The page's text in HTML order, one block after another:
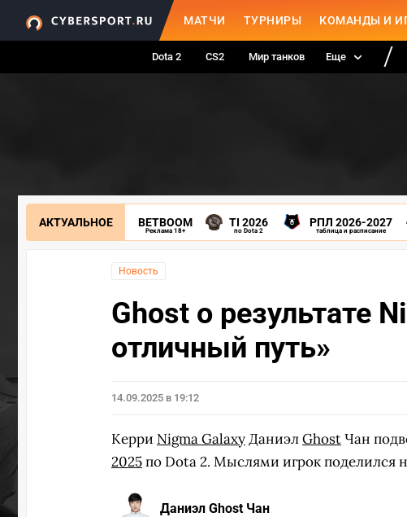
МАТЧИ ТУРНИРЫ КОМАНДЫ И
Dota 2 CS2 Мир танков Еще
АКТУАЛЬНОЕ BETBOOM
Реклама 18+
TI 2026
по Dota 2
РПЛ 2026-2027
таблица и расписание
Новость
Ghost о результате
отличный путь»
14.09.2025 в 19:12
Керри Nigma GalaxyДаниэлGhostЧан
2025по Dota 2. Мыслями игрок поделился
Даниэл Ghost Чан